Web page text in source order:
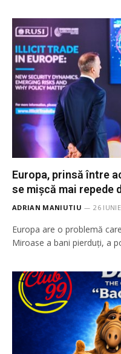
Europa, prinsă între
se mișcă mai repede
ADRIAN MANIUTIU 26
Europa are o problemă
Miroase a bani pierduți, a